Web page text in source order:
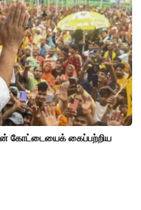
கோட்டையைக் கைப்பற்றிய